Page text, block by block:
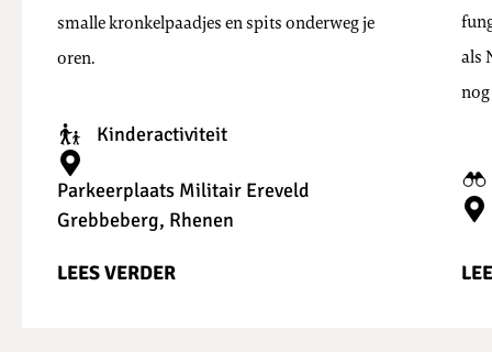
smalle kronkelpaadjes en spits onderweg je
oren.
Kinderactiviteit
Parkeerplaats Militair Ereveld
Grebbeberg, Rhenen
LEES VERDER
als